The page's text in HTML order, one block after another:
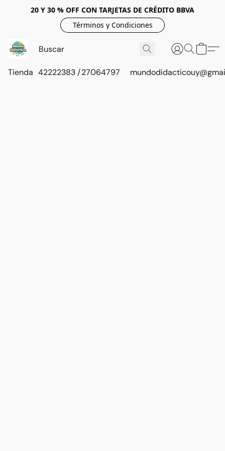
20 Y 30 % OFF CON TARJETAS DE CRÉDITO BBVA
Términos y Condiciones
Tienda 42222383 / 27064797